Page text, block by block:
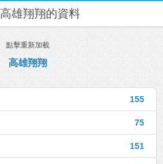
高雄翔翔的資料
點擊重新加載
高雄翔翔
155
75
151